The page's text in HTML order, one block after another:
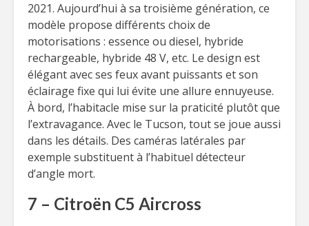
2021. Aujourd’hui à sa troisième génération, ce
modèle propose différents choix de
motorisations : essence ou diesel, hybride
rechargeable, hybride 48 V, etc. Le design est
élégant avec ses feux avant puissants et son
éclairage fixe qui lui évite une allure ennuyeuse.
À bord, l’habitacle mise sur la praticité plutôt que
l’extravagance. Avec le Tucson, tout se joue aussi
dans les détails. Des caméras latérales par
exemple substituent à l’habituel détecteur
d’angle mort.
7 – Citroën C5 Aircross